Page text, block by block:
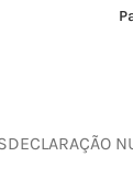
DECLARAÇÃO